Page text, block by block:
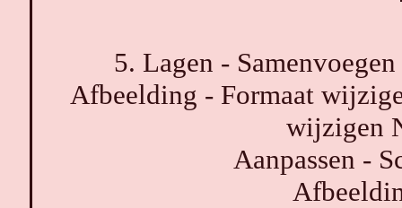
5. Lagen -
Afbeelding - Formaat
wijzigen
Aanpassen -